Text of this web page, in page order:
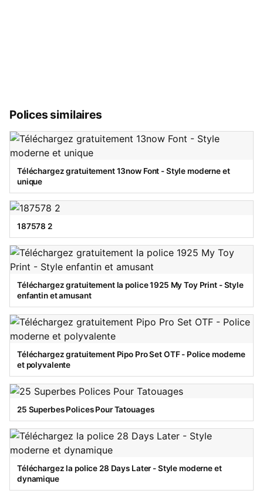
Polices similaires
Téléchargez gratuitement 13now Font - Style moderne et
unique
187578 2
Téléchargez gratuitement la police 1925 My Toy Print - Style
enfantin et amusant
Téléchargez gratuitement Pipo Pro Set OTF - Police moderne
et polyvalente
25 Superbes Polices Pour Tatouages
Téléchargez la police 28 Days Later - Style moderne et
dynamique